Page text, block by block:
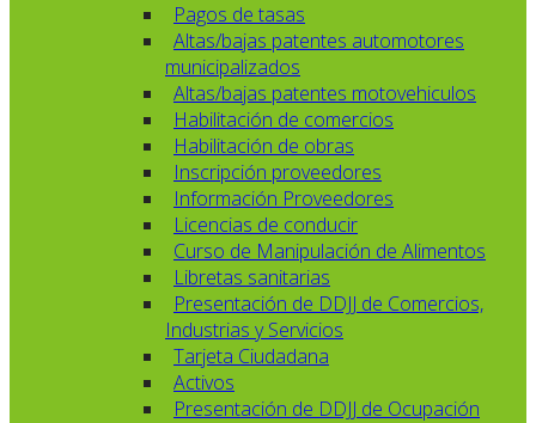
Pagos de tasas
Altas/bajas patentes automotores
municipalizados
Altas/bajas patentes motovehiculos
Habilitación de comercios
Habilitación de obras
Inscripción proveedores
Información Proveedores
Licencias de conducir
Curso de Manipulación de Alimentos
Libretas sanitarias
Presentación de DDJJ de Comercios,
Industrias y Servicios
Tarjeta Ciudadana
Activos
Presentación de DDJJ de Ocupación